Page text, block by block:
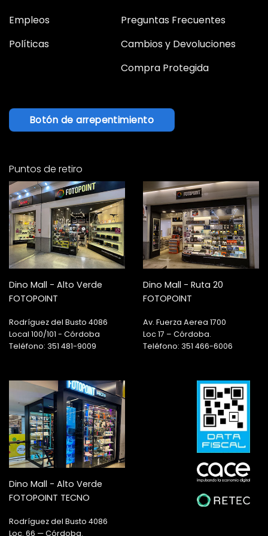
Empleos
Políticas
Preguntas Frecuentes
Cambios y Devoluciones
Compra Protegida
Botón de arrepentimiento
Puntos de retiro
Dino Mall - Alto Verde
FOTOPOINT
Rodríguez del Busto 4086
Local 100/101 - Córdoba
Teléfono: 351 481-9009
Dino Mall - Ruta 20
FOTOPOINT
Av. Fuerza Aerea 1700
Loc 17 – Córdoba.
Teléfono: 351 466-6006
Dino Mall - Alto Verde
FOTOPOINT TECNO
Rodríguez del Busto 4086
Loc. 66 — Córdoba.